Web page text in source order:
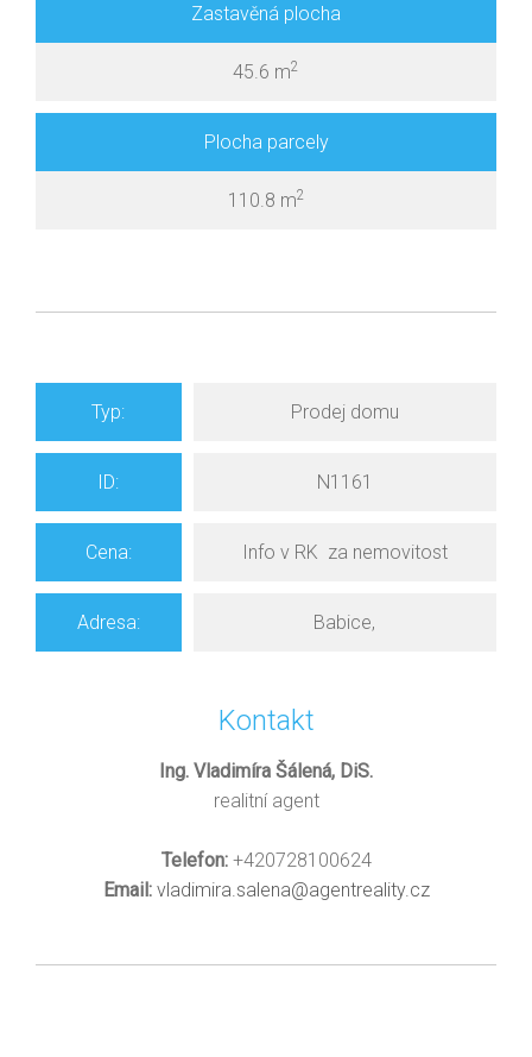
Zastavěná plocha
45.6 m2
Plocha parcely
110.8 m2
Typ: Prodej domu
ID: N1161
Cena: Info v RK za nemovitost
Adresa: Babice,
Kontakt
Ing. Vladimíra Šálená, DiS.
realitní agent
Telefon:+420728100624
Email: vladimira.salena@agentreality.cz